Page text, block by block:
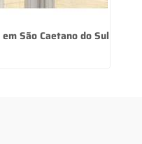
São Caetano do Sul